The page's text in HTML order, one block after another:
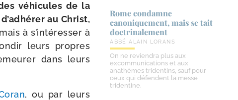
véhi­cules de la
au Christ,
à s’intéresser à
leurs propres
dans leurs
, ou par leurs
Rome condamne
canoniquement, mais se tait
doctrinalement
ABBÉ ALAIN LORANS
On ne reviendra plus aux
excommunications et aux
anathèmes tridentins, sauf pour
ceux qui défendent la messe
tridentine.